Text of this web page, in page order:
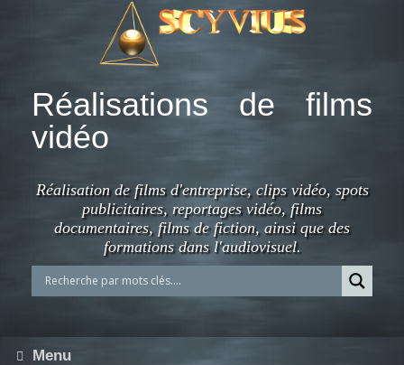
Réalisations de films
vidéo
Réalisation de films d'entreprise, clips vidéo, spots
publicitaires, reportages vidéo, films
documentaires, films de fiction, ainsi que des
formations dans l'audiovisuel.
Menu